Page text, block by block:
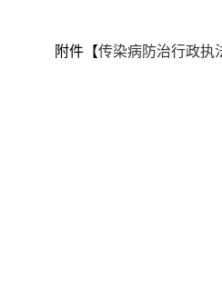
附件【传染病防治行政执